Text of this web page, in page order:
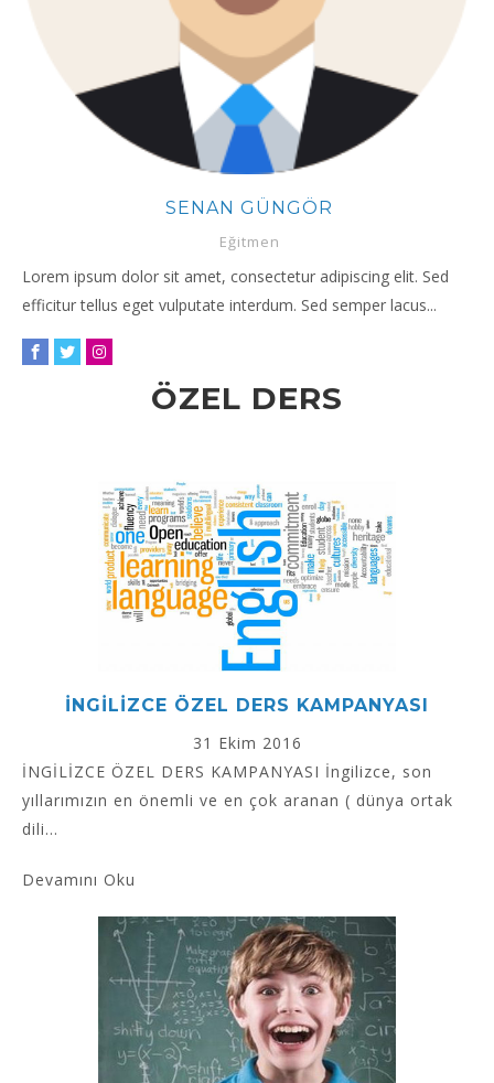
elit. Sed
lacus...
ERHAN AVCI
Lorem ipsum dolor sit amet, consectetur
efficitur tellus eget vulputate interdum. Sed
ÖZEL DERS
İNGİLİZCE ÖZEL DERS KAMPANYASI
31 Ekim 2016
İNGİLİZCE ÖZEL DERS KAMPANYASI İngilizce, son
yıllarımızın en önemli ve en çok aranan ( dünya ortak
dili...
Devamını Oku